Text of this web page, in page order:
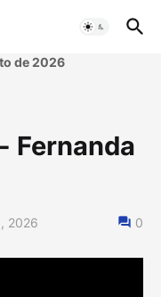
de 2026
Fernanda
2026 0